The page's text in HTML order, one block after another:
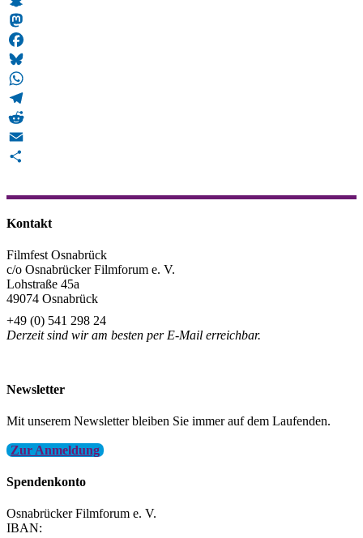
Snapchat
Mastodon
Facebook
Bluesky
WhatsApp
Telegram
Reddit
Email
Kontakt
Filmfest Osnabrück
c/o Osnabrücker Filmforum e. V.
Lohstraße 45a
49074 Osnabrück
+49 (0) 541 298 24
Derzeit sind wir am besten per E-Mail erreichbar.
Newsletter
Mit unserem Newsletter bleiben Sie immer auf dem Laufenden.
Zur Anmeldung
Spendenkonto
Osnabrücker Filmforum e. V.
IBAN: